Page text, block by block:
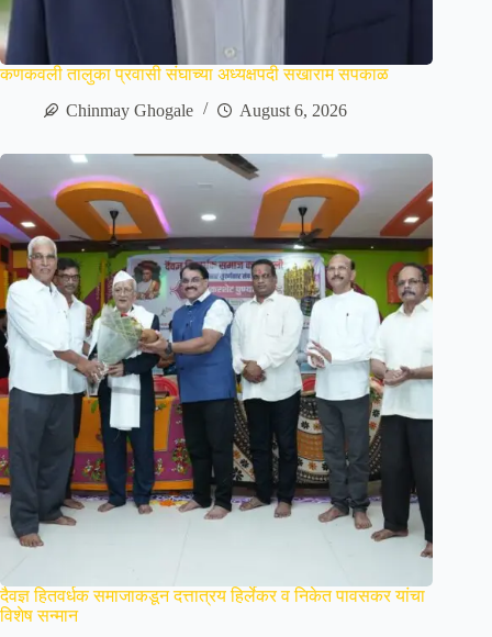
कणकवली तालुका प्रवासी संघाच्या अध्यक्षपदी सखाराम सपकाळ
Chinmay Ghogale
August 6, 2026
दैवज्ञ हितवर्धक समाजाकडून दत्तात्रय हिर्लेकर व निकेत पावसकर यांचा
विशेष सन्मान